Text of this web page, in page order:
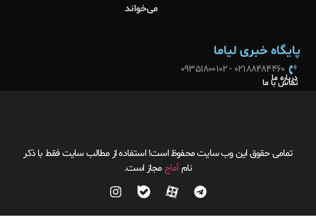
می‌خواند
پایگاه خبری لیاما
02188484460 - 09351800102
درباره ما
تماس با ما
تمامی حقوق این وب سایت محفوظ است! استفاده از مطالب سایت فقط با ذکر
نامآماجمجاز است.